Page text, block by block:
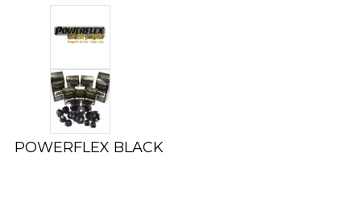
POWERFLEX BLACK